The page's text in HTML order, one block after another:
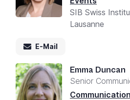
SIB Swiss
Lausanne
E-Mail
Emma Duncan
Senior